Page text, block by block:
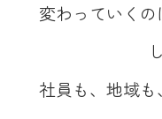
変わっていく
社員も、地域